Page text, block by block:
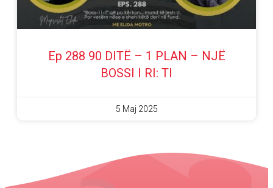
Ep 288 90 DITË – 1 PLAN – NJË
BOSSI I RI: TI
5 Maj 2025